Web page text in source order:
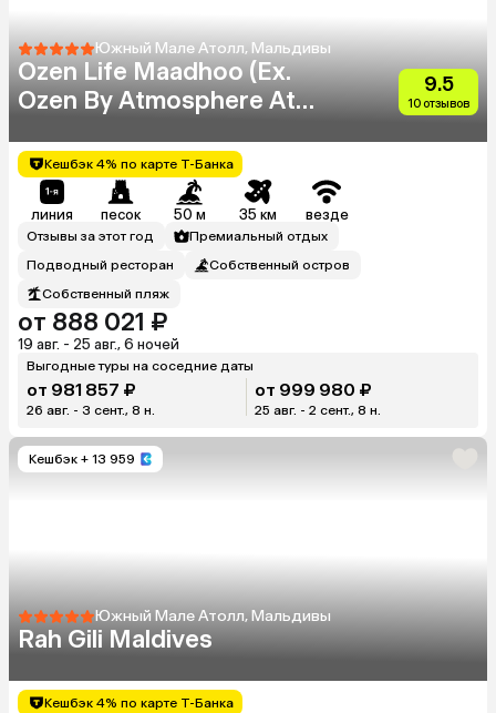
Южный Мале Атолл, Мальдивы
Ozen Life Maadhoo (Ex.
Ozen By Atmosphere At
9.5
10 отзывов
Кешбэк 4% по карте Т-Банка
линия песок 50 м 35 км везде
Отзывы за этот год
Премиальный отдых
Подводный ресторан
Собственный остров
Собственный пляж
от 888 021 ₽
19 авг. - 25 авг., 6 ночей
Выгодные туры на соседние даты
от 981 857 ₽
26 авг. - 3 сент., 8 н.
от 999 980 ₽
25 авг. - 2 сент., 8 н.
Кешбэк + 13 959
Южный Мале Атолл, Мальдивы
Rah Gili Maldives
Кешбэк 4% по карте Т-Банка